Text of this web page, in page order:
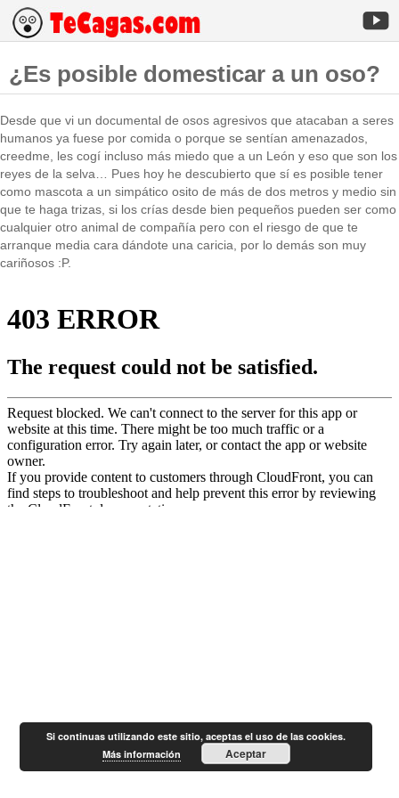
¿Es posible domesticar a un oso?
Desde que vi un documental de osos agresivos que atacaban a seres
humanos ya fuese por comida o porque se sentían amenazados,
creedme, les cogí incluso más miedo que a un León y eso que son los
reyes de la selva… Pues hoy he descubierto que sí es posible tener
como mascota a un simpático osito de más de dos metros y medio sin
que te haga trizas, si los crías desde bien pequeños pueden ser como
cualquier otro animal de compañía pero con el riesgo de que te
arranque media cara dándote una caricia, por lo demás son muy
cariñosos :P.
Si continuas utilizando este sitio, aceptas el uso de las cookies.
Más información
Aceptar